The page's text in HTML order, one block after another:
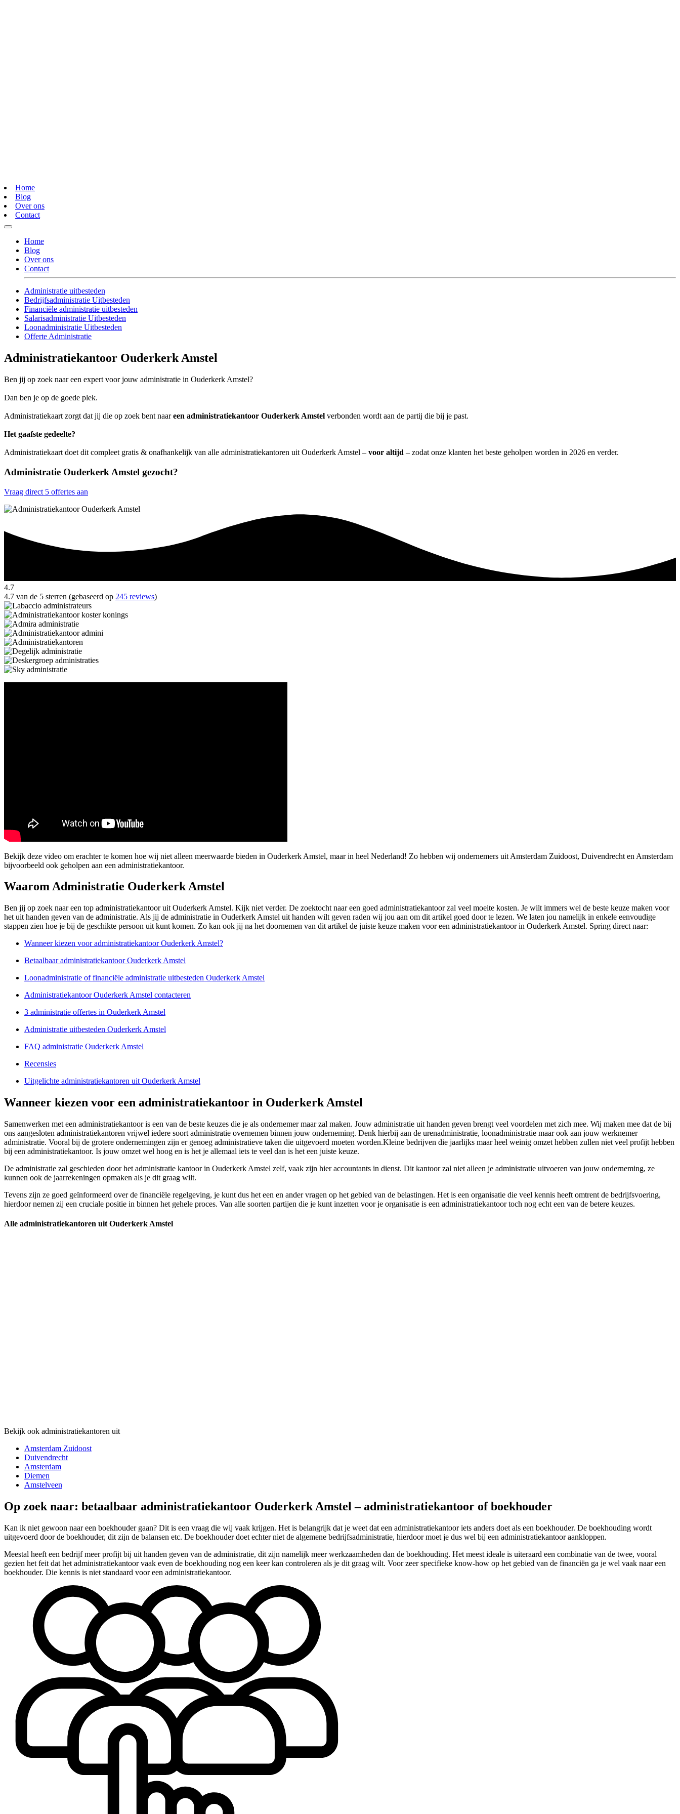
Home
Blog
Over ons
Contact
Home
Blog
Over ons
Contact
Administratie uitbesteden
Bedrijfsadministratie Uitbesteden
Financiële administratie uitbesteden
Salarisadministratie Uitbesteden
Loonadministratie Uitbesteden
Offerte Administratie
Administratiekantoor Ouderkerk Amstel
Ben jij op zoek naar een expert voor jouw administratie in Ouderkerk Amstel?
Dan ben je op de goede plek.
Administratiekaart zorgt dat jij die op zoek bent naareen administratiekantoor Ouderkerk Amstel verbonden wordt aan de partij die bij je past.
Het gaafste gedeelte?
Administratiekaart doet dit compleet gratis & onafhankelijk van alle administratiekantoren uit Ouderkerk Amstel – voor altijd – zodat onze klanten het beste geholpen worden in 2026 en verder.
Administratie Ouderkerk Amstel gezocht?
Vraag direct 5 offertes aan
4.7
4.7 van de 5 sterren (gebaseerd op 245 reviews)
Bekijk deze video om erachter te komen hoe wij niet alleen meerwaarde bieden in Ouderkerk Amstel, maar in heel Nederland! Zo hebben wij ondernemers uit Amsterdam Zuidoost, Duivendrecht en Amsterdam
bijvoorbeeld ook geholpen aan een administratiekantoor.
Waarom Administratie Ouderkerk Amstel
Ben jij op zoek naar een top administratiekantoor uit Ouderkerk Amstel. Kijk niet verder. De zoektocht naar een goed administratiekantoor zal veel moeite kosten. Je wilt immers wel de beste keuze maken voor
het uit handen geven van de administratie. Als jij de administratie in Ouderkerk Amstel uit handen wilt geven raden wij jou aan om dit artikel goed door te lezen. We laten jou namelijk in enkele eenvoudige
stappen zien hoe je bij de geschikte persoon uit kunt komen. Zo kan ook jij na het doornemen van dit artikel de juiste keuze maken voor een administratiekantoor in Ouderkerk Amstel. Spring direct naar:
Wanneer kiezen voor administratiekantoor Ouderkerk Amstel?
Betaalbaar administratiekantoor Ouderkerk Amstel
Loonadministratie of financiële administratie uitbesteden Ouderkerk Amstel
Administratiekantoor Ouderkerk Amstel contacteren
3 administratie offertes in Ouderkerk Amstel
Administratie uitbesteden Ouderkerk Amstel
FAQ administratie Ouderkerk Amstel
Recensies
Uitgelichte administratiekantoren uit Ouderkerk Amstel
Wanneer kiezen voor een administratiekantoor in Ouderkerk Amstel
Samenwerken met een administratiekantoor is een van de beste keuzes die je als ondernemer maar zal maken. Jouw administratie uit handen geven brengt veel voordelen met zich mee. Wij maken mee dat de bij
ons aangesloten administratiekantoren vrijwel iedere soort administratie overnemen binnen jouw onderneming. Denk hierbij aan de urenadministratie, loonadministratie maar ook aan jouw werknemer
administratie. Vooral bij de grotere ondernemingen zijn er genoeg administratieve taken die uitgevoerd moeten worden.Kleine bedrijven die jaarlijks maar heel weinig omzet hebben zullen niet veel profijt hebben
bij een administratiekantoor. Is jouw omzet wel hoog en is het je allemaal iets te veel dan is het een juiste keuze.
De administratie zal geschieden door het administratie kantoor in Ouderkerk Amstel zelf, vaak zijn hier accountants in dienst. Dit kantoor zal niet alleen je administratie uitvoeren van jouw onderneming, ze
kunnen ook de jaarrekeningen opmaken als je dit graag wilt.
Tevens zijn ze goed geïnformeerd over de financiële regelgeving, je kunt dus het een en ander vragen op het gebied van de belastingen. Het is een organisatie die veel kennis heeft omtrent de bedrijfsvoering,
hierdoor nemen zij een cruciale positie in binnen het gehele proces. Van alle soorten partijen die je kunt inzetten voor je organisatie is een administratiekantoor toch nog echt een van de betere keuzes.
Alle administratiekantoren uit Ouderkerk Amstel
Bekijk ook administratiekantoren uit
Amsterdam Zuidoost
Duivendrecht
Amsterdam
Diemen
Amstelveen
Op zoek naar: betaalbaar administratiekantoor Ouderkerk Amstel – administratiekantoor of boekhouder
Kan ik niet gewoon naar een boekhouder gaan? Dit is een vraag die wij vaak krijgen. Het is belangrijk dat je weet dat een administratiekantoor iets anders doet als een boekhouder. De boekhouding wordt
uitgevoerd door de boekhouder, dit zijn de balansen etc. De boekhouder doet echter niet de algemene bedrijfsadministratie, hierdoor moet je dus wel bij een administratiekantoor aankloppen.
Meestal heeft een bedrijf meer profijt bij uit handen geven van de administratie, dit zijn namelijk meer werkzaamheden dan de boekhouding. Het meest ideale is uiteraard een combinatie van de twee, vooral
gezien het feit dat het administratiekantoor vaak even de boekhouding nog een keer kan controleren als je dit graag wilt. Voor zeer specifieke know-how op het gebied van de financiën ga je wel vaak naar een
boekhouder. Die kennis is niet standaard voor een administratiekantoor.